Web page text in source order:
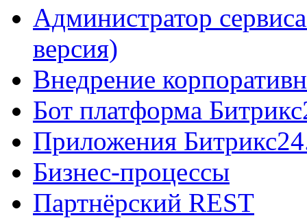
Администратор
версия)
Внедрение
Бот платформа
Приложения
Бизнес-процессы
Партнёрский REST